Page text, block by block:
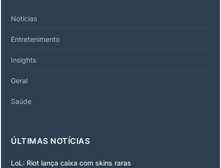
Notícias
Entretenimento
Insights
Geral
Saúde
ÚLTIMAS NOTÍCIAS
LoL: Riot lança caixa com skins raras